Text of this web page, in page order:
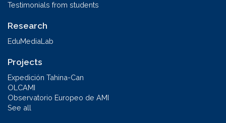
Testimonials from students
Research
EduMediaLab
Projects
Expedición Tahina-Can
OLCAMI
Observatorio Europeo de AMI
See all